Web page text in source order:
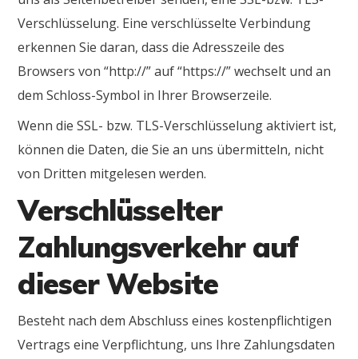
Verschlüsselung. Eine verschlüsselte Verbindung
erkennen Sie daran, dass die Adresszeile des
Browsers von “http://” auf “https://” wechselt und an
dem Schloss-Symbol in Ihrer Browserzeile.
Wenn die SSL- bzw. TLS-Verschlüsselung aktiviert ist,
können die Daten, die Sie an uns übermitteln, nicht
von Dritten mitgelesen werden.
Verschlüsselter
Zahlungsverkehr auf
dieser Website
Besteht nach dem Abschluss eines kostenpflichtigen
Vertrags eine Verpflichtung, uns Ihre Zahlungsdaten